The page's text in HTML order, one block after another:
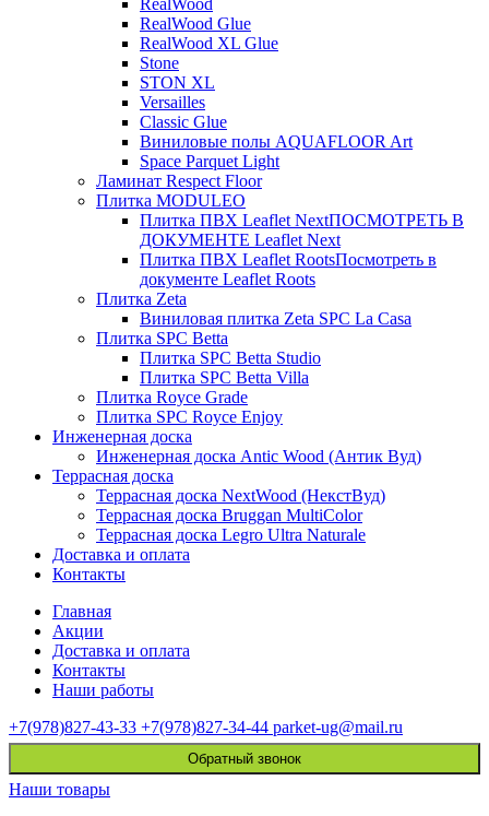
RealWood
RealWood Glue
RealWood XL Glue
Stone
STON XL
Versailles
Classic Glue
Виниловые полы AQUAFLOOR Art
Space Parquet Light
Ламинат Respect Floor
Плитка MODULEO
Плитка ПВХ Leaflet NextПОСМОТРЕТЬ В
ДОКУМЕНТЕ Leaflet Next
Плитка ПВХ Leaflet RootsПосмотреть в
документе Leaflet Roots
Плитка Zeta
Виниловая плитка Zeta SPC La Casa
Плитка SPC Betta
Плитка SPC Betta Studio
Плитка SPC Betta Villa
Плитка Royce Grade
Плитка SPC Royce Enjoy
Инженерная доска
Инженерная доска Antic Wood (Антик Вуд)
Террасная доска
Террасная доска NextWood (НекстВуд)
Террасная доска Bruggan MultiColor
Террасная доска Legro Ultra Naturale
Доставка и оплата
Контакты
Главная
Акции
Доставка и оплата
Контакты
Наши работы
+7(978)827-43-33 +7(978)827-34-44 parket-ug@mail.ru
Обратный звонок
Наши товары